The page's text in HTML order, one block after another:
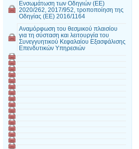
Ενσωμάτωση των Οδηγιών (ΕΕ)
2020/262, 2017/952, τροποποίηση της
Οδηγίας (ΕΕ) 2016/1164
Αναμόρφωση του θεσμικού πλαισίου
για τη σύσταση και λειτουργία του
Συνεγγυητικού Κεφαλαίου Εξασφάλισης
Επενδυτικών Υπηρεσιών